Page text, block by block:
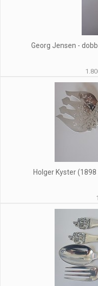
Georg Jensen -
Holger Kyster